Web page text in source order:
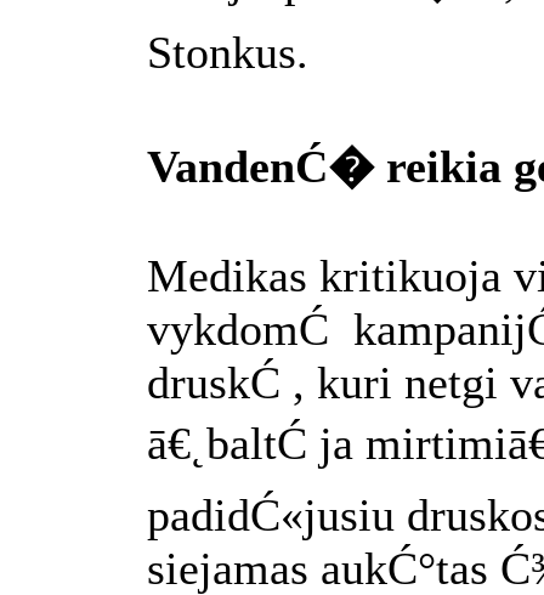
Stonkus.
VandenĆ� reikia
Medikas kritikuoja
vykdomĆ
druskĆ , kuri netgi
ā€˛baltĆ ja
padidĆ«jusiu
siejamas aukĆ°tas